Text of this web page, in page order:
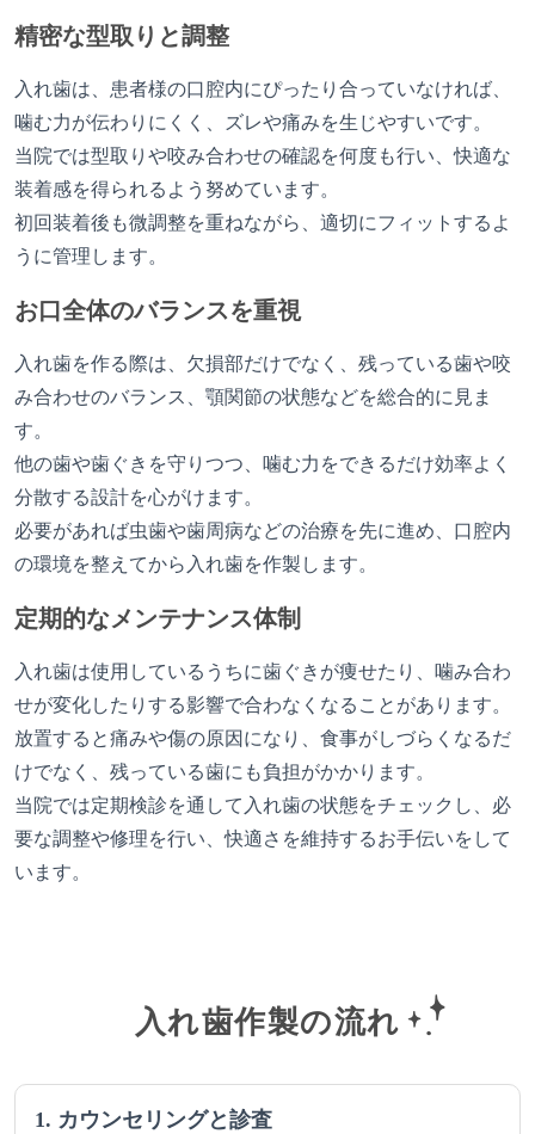
精密な型取りと調整
入れ歯は、患者様の口腔内にぴったり合っていなければ、
噛む力が伝わりにくく、ズレや痛みを生じやすいです。
当院では型取りや咬み合わせの確認を何度も行い、快適な
装着感を得られるよう努めています。
初回装着後も微調整を重ねながら、適切にフィットするよ
うに管理します。
お口全体のバランスを重視
入れ歯を作る際は、欠損部だけでなく、残っている歯や咬
み合わせのバランス、顎関節の状態などを総合的に見ま
す。
他の歯や歯ぐきを守りつつ、噛む力をできるだけ効率よく
分散する設計を心がけます。
必要があれば虫歯や歯周病などの治療を先に進め、口腔内
の環境を整えてから入れ歯を作製します。
定期的なメンテナンス体制
入れ歯は使用しているうちに歯ぐきが痩せたり、噛み合わ
せが変化したりする影響で合わなくなることがあります。
放置すると痛みや傷の原因になり、食事がしづらくなるだ
けでなく、残っている歯にも負担がかかります。
当院では定期検診を通して入れ歯の状態をチェックし、必
要な調整や修理を行い、快適さを維持するお手伝いをして
います。
入れ歯作製の流れ
1. カウンセリングと診査